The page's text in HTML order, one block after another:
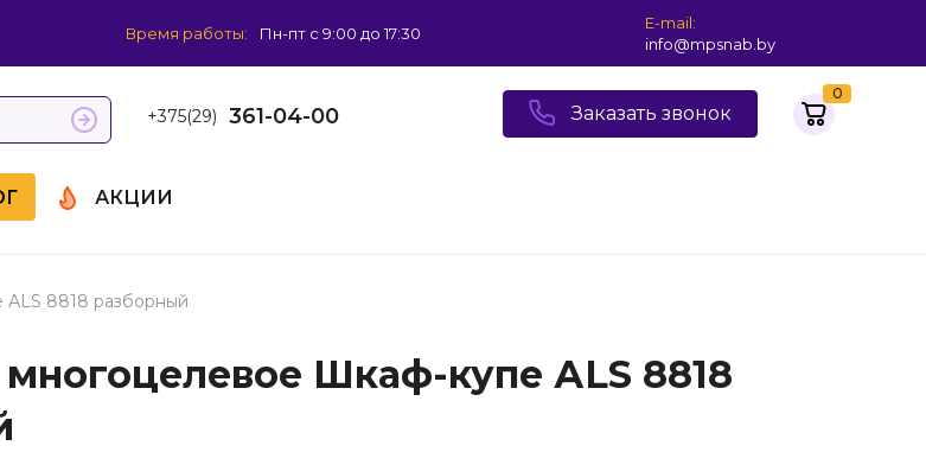
Время работы: Пн-пт с 9:00 до 17:30
E-mail:
info@mpsnab.by
+375(29) 361-04-00 Заказать звонок
0
АКЦИИ
8818 разборный
Шкаф-купе АLS 8818